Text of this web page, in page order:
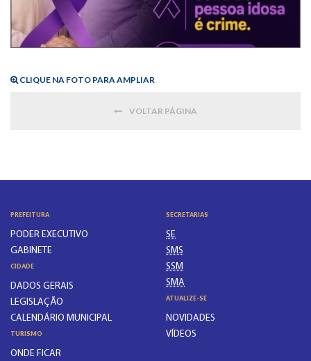
CLIQUE NA FOTO PARA AMPLIAR
VOLTAR PÁGINA
PREFEITURA
PODER EXECUTIVO
GABINETE
CIDADE
DADOS GERAIS
LEGISLAÇÃO
CALENDÁRIO MUNICIPAL
TURISMO
ONDE FICAR
SECRETARIAS
SE
SMS
SSM
SMA
ATUALIZE-SE
NOVIDADES
VÍDEOS